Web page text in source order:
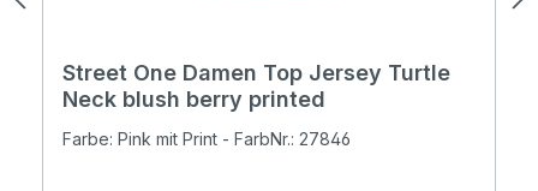
Street One Damen Top Jersey Turtle
Neck blush berry printed
Farbe: Pink mit Print - FarbNr.: 27846